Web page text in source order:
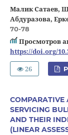
Малик Сатаев,
Абдуразова,
70-78
Просмотров
https://doi.org/
26
COMPARATIVE
SERVICING
AND THEIR
(LINEAR